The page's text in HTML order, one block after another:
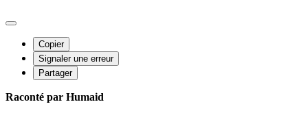
Copier
Signaler une erreur
Partager
Raconté par Humaid